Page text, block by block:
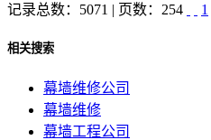
记录总数：5071 | 页数：254 1
相关搜索
幕墙维修公司
幕墙维修
幕墙工程公司